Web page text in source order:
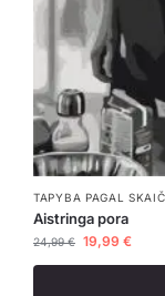
TAPYBA PAGAL
Aistringa pora
24,99€ 19,99 €